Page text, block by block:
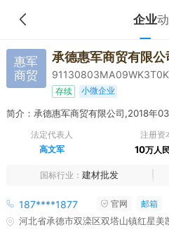
企业
惠军
商贸
承德惠军商贸有限公
91130803MA09WK3T0K
存续 小微企业
法定代表人
高文军
注册资
10万人
国标行业 建材批发
187****1877 官网 邮箱